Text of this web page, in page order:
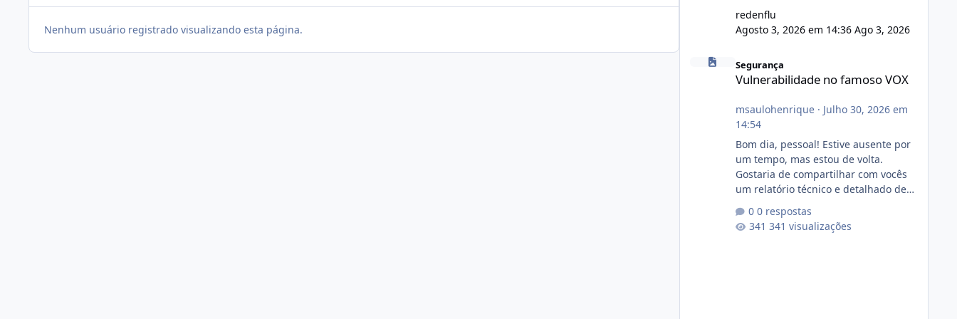
Nenhum usuário registrado visualizando esta página.
redenflu
Agosto 3, 2026 em 14:36 Ago 3, 2026
Vulnerabilidade no famoso VOX
Segurança
Vulnerabilidade no famoso VOX
msaulohenrique· Julho 30, 2026 em
14:54
Bom dia, pessoal! Estive ausente por
um tempo, mas estou de volta.
Gostaria de compartilhar com vocês
um relatório técnico e detalhado de
conformidade referente
ao VOXPANEL (versão atualmente em
0 respostas
341 visualizações